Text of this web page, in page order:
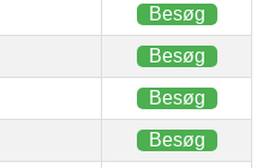
Besøg
Besøg
Besøg
Besøg